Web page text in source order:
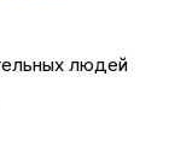
людей